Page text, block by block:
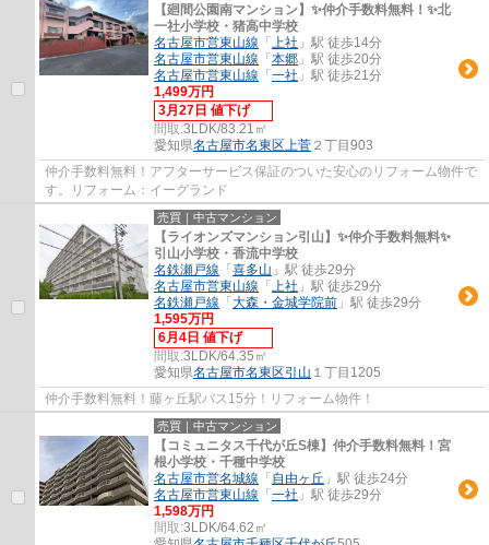
【廻間公園南マンション】✨️仲介手数料無料！✨️北
一社小学校・猪高中学校
名古屋市営東山線 「 上社 」駅 徒歩14分
名古屋市営東山線 「 本郷 」駅 徒歩20分
名古屋市営東山線 「 一社 」駅 徒歩21分
1,499万円
3月27日 値下げ
間取:3LDK/83.21㎡
愛知県名古屋市名東区上菅 ２丁目903
仲介手数料無料！アフターサービス保証のついた安心のリフォーム物件で
す。リフォーム：イーグランド
売買｜中古マンション
【ライオンズマンション引山】✨️仲介手数料無料✨️
引山小学校・香流中学校
名鉄瀬戸線 「 喜多山 」駅 徒歩29分
名古屋市営東山線 「 上社 」駅 徒歩29分
名鉄瀬戸線 「 大森・金城学院前 」駅 徒歩29分
1,595万円
6月4日 値下げ
間取:3LDK/64.35㎡
愛知県名古屋市名東区引山 １丁目1205
仲介手数料無料！藤ヶ丘駅バス15分！リフォーム物件！
売買｜中古マンション
【コミュニタス千代が丘S棟】仲介手数料無料！宮
根小学校・千種中学校
名古屋市営名城線 「 自由ヶ丘 」駅 徒歩24分
名古屋市営東山線 「 一社 」駅 徒歩29分
1,598万円
間取:3LDK/64.62㎡